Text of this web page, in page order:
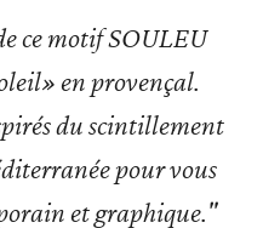
ce motif SOULEU
en provençal.
du scintillement
pour vous
et graphique."